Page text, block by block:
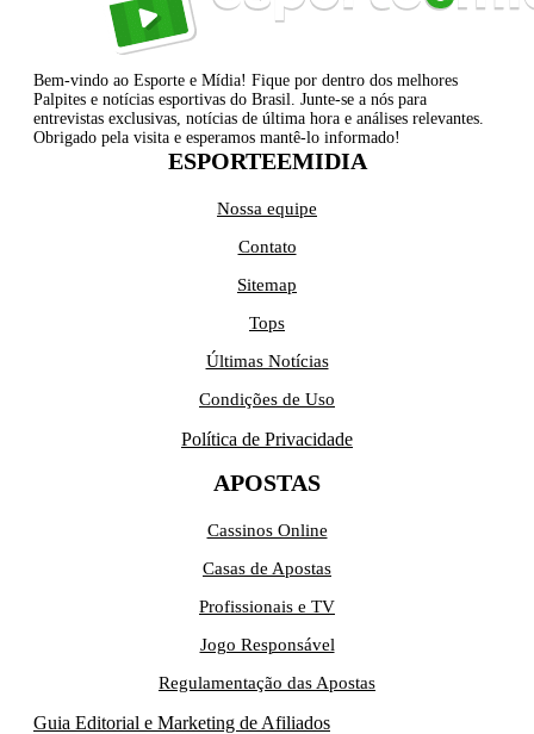
Bem-vindo ao Esporte e Mídia! Fique por dentro dos melhores
Palpites e notícias esportivas do Brasil. Junte-se a nós para
entrevistas exclusivas, notícias de última hora e análises relevantes.
Obrigado pela visita e esperamos mantê-lo informado!
ESPORTEEMIDIA
Nossa equipe
Contato
Sitemap
Tops
Últimas Notícias
Condições de Uso
Política de Privacidade
APOSTAS
Cassinos Online
Casas de Apostas
Profissionais e TV
Jogo Responsável
Regulamentação das Apostas
Guia Editorial e Marketing de Afiliados